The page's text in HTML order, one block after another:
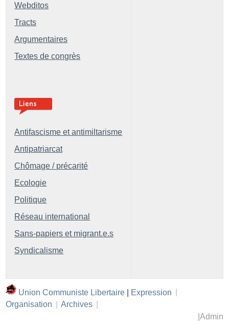
Webditos
Tracts
Argumentaires
Textes de congrès
Antifascisme et antimiltarisme
Antipatriarcat
Chômage / précarité
Ecologie
Politique
Réseau international
Sans-papiers et migrant.e.s
Syndicalisme
Union Communiste Libertaire | Expression
Organisation
Archives
Admin